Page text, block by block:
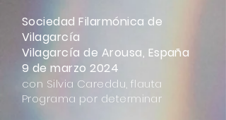
Sociedad Filarmónica de
Vilagarcía
Vilagarcía de Arousa, España
9 de marzo 2024
con Silvia Careddu, flauta
Programa por determinar